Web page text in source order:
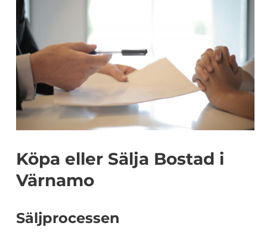
Köpa eller Sälja Bostad i
Värnamo
Säljprocessen